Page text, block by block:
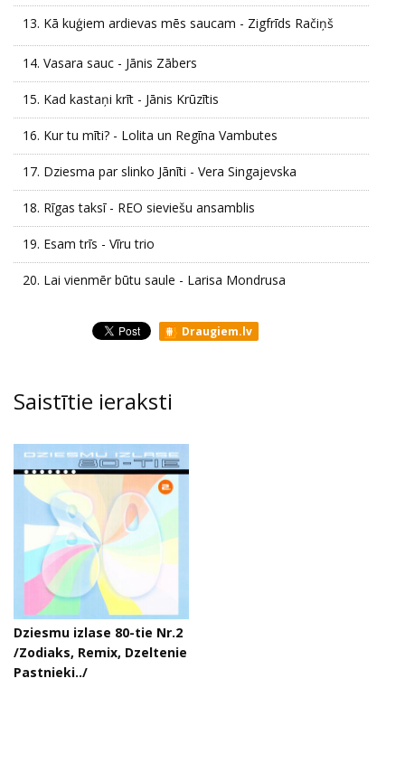
13. Kā kuģiem ardievas mēs saucam - Zigfrīds Račiņš
14. Vasara sauc - Jānis Zābers
15. Kad kastaņi krīt - Jānis Krūzītis
16. Kur tu mīti? - Lolita un Regīna Vambutes
17. Dziesma par slinko Jānīti - Vera Singajevska
18. Rīgas taksī - REO sieviešu ansamblis
19. Esam trīs - Vīru trio
20. Lai vienmēr būtu saule - Larisa Mondrusa
Draugiem.lv
Saistītie ieraksti
Dziesmu izlase 80-tie Nr.2
/Zodiaks, Remix, Dzeltenie
Pastnieki../